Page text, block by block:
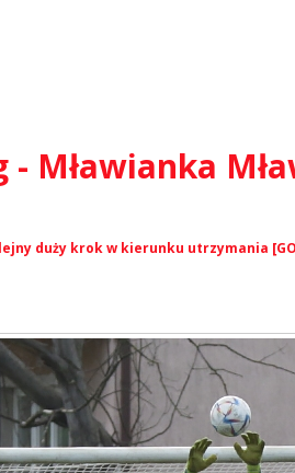
Mławianka
duży krok w kierunku utrzymania